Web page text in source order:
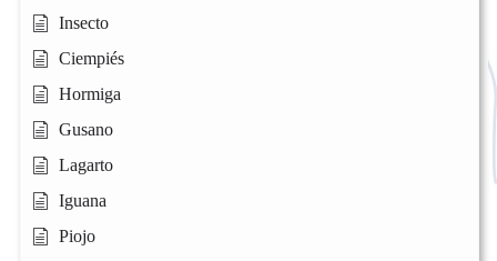
Insecto
Ciempiés
Hormiga
Gusano
Lagarto
Iguana
Piojo